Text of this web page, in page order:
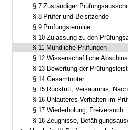
§ 7 Zuständiger
§ 8 Prüfer und Beisitzende
§ 9 Prüfungstermine
§ 10 Zulassung zu den
§ 11 Mündliche Prüfungen
§ 12 Wissenschaftliche
§ 13 Bewertung der
§ 14 Gesamtnoten
§ 15 Rücktritt, Versäumnis,
§ 16 Unlauteres Verhalten im
§ 17 Wiederholung, Freiversuch
§ 18 Zeugnisse,